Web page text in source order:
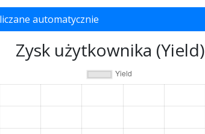
automatycznie
Zysk użytkownika (Yield)